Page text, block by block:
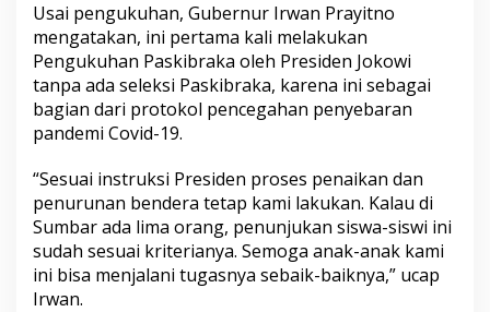
Usai pengukuhan, Gubernur Irwan Prayitno
mengatakan, ini pertama kali melakukan
Pengukuhan Paskibraka oleh Presiden Jokowi
tanpa ada seleksi Paskibraka, karena ini sebagai
bagian dari protokol pencegahan penyebaran
pandemi Covid-19.
“Sesuai instruksi Presiden proses penaikan dan
penurunan bendera tetap kami lakukan. Kalau di
Sumbar ada lima orang, penunjukan siswa-siswi ini
sudah sesuai kriterianya. Semoga anak-anak kami
ini bisa menjalani tugasnya sebaik-baiknya,” ucap
Irwan.